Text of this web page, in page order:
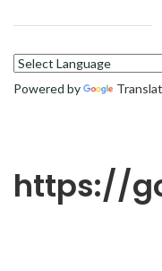
Powered by
https://